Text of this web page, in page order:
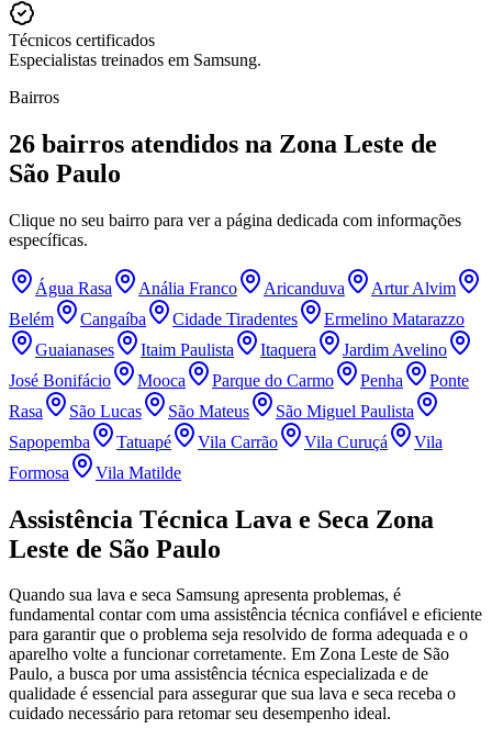
Técnicos certificados
Especialistas treinados em Samsung.
Bairros
26 bairros atendidos na Zona Leste de
São Paulo
Clique no seu bairro para ver a página dedicada com informações
específicas.
Água Rasa Anália Franco Aricanduva
Artur Alvim
Belém
Cangaíba Cidade Tiradentes
Ermelino Matarazzo
Guaianases
Itaim Paulista Itaquera
Jardim Avelino
José Bonifácio
Mooca Parque do Carmo Penha
Ponte
Rasa
São Lucas São Mateus
São Miguel Paulista
Sapopemba
Tatuapé Vila Carrão Vila Curuçá
Vila
Formosa
Vila Matilde
Assistência Técnica Lava e Seca Zona
Leste de São Paulo
Quando sua lava e seca Samsung apresenta problemas, é
fundamental contar com uma assistência técnica confiável e eficiente
para garantir que o problema seja resolvido de forma adequada e o
aparelho volte a funcionar corretamente. Em Zona Leste de São
Paulo, a busca por uma assistência técnica especializada e de
qualidade é essencial para assegurar que sua lava e seca receba o
cuidado necessário para retomar seu desempenho ideal.